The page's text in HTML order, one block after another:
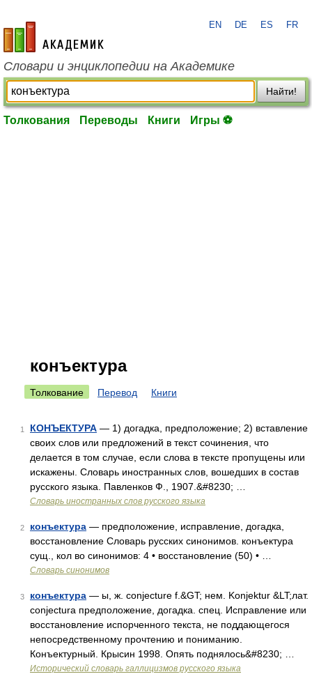
academic.ru
EN DE ES FR
Словари и энциклопедии на Академике
Найти!
Толкования Переводы Книги Игры ⚽
конъектура
Толкование Перевод Книги
1 КОНЪЕКТУРА — 1) догадка, предположение; 2) вставление
своих слов или предложений в текст сочинения, что
делается в том случае, если слова в тексте пропущены или
искажены. Словарь иностранных слов, вошедших в состав
русского языка. Павленков Ф., 1907.&#8230; …
Словарь иностранных слов русского языка
2 конъектура — предположение, исправление, догадка,
восстановление Словарь русских синонимов. конъектура
сущ., кол во синонимов: 4 • восстановление (50) • …
Словарь синонимов
3 конъектура — ы, ж. conjecture f.&GT; нем. Konjektur &LT;лат.
conjectura предположение, догадка. спец. Исправление или
восстановление испорченного текста, не поддающегося
непосредственному прочтению и пониманию.
Конъектурный. Крысин 1998. Опять поднялось&#8230; …
Исторический словарь галлицизмов русского языка